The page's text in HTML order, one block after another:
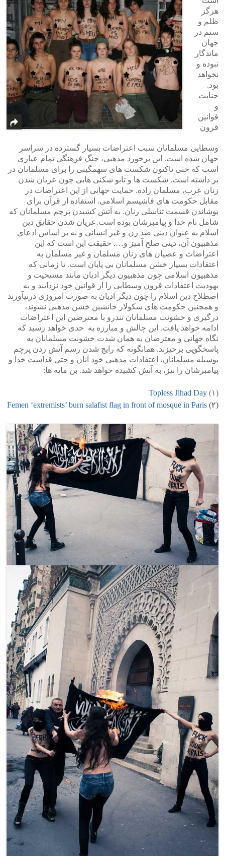
هرگز
ظلم و
ستم در
جهان
ماندگار
نبوده و
نخواهد
بود.
جنایت
و
قوانین
قرون
وسطایی مسلمانان سبب اعتراضات بسیار گسترده در سراسر
جهان شده است. این برخورد مذهبی، جنگ فرهنگی تمام عیاری
است که حتی تاکنون شکست های سهمگینی را برای مسلمانان در
بر داشته است. شکست ها و تابو شکنی هایی چون عریان شدن
زنان عرب، مسلمان زاده. حمایت جهانی از این اعتراضات در
مقابل حکومت های فاشیسم اسلامی. استفاده از قرآن برای
پوشاندن قسمت تناسلی زنان. به آتش کشیدن پرچم مسلمانان که
شامل نام خدا و پیامبرشان بوده است.عریان شدن حقایق دین
اسلام به عنوان دینی ضد زن و غیر انسانی و نه بر اساس ادعای
مذهبیون آن، دینی صلح آمیز و…. حقیقت این است که این
اعتراضات و عصیان های زنان مسلمان و غیر مسلمان به
اعتقادات بسیار خشن مسلمانان بی پایان است. تا زمانی که
مذهبیون اسلامی چون مذهبیون دیگر ادیان مانند مسیحیت و
یهودیت اعتقادات قرون وسطایی را از قوانین خود نزدایند و به
اصطلاح دین اسلام را چون دیگر ادیان به صورت امروزی درنیآورند
و همچنین حکومت های سکولار جانشین خشن مذهبی نشوند،
درگیری و خشونت مسلمانان تندرو با معترضین این اعتراضات
ادامه خواهد یافت. این چالش و مبارزه به حدی خواهد رسید که
نگاه جهانی و معترضان به همان شدت خشونت مسلمانان به
پاسخگویی برخیزند. همانگونه که رایج شدن رسم آتش زدن پرچم
بوسیله مسلمانان، اعتقادات مذهبی خود آنان و حتی قداست خدا و
پیامبرشان را نیز، به آتش کشیده خواهد شد. بن مایه ها:
(۱)
Topless Jihad Day
(۲)
Femen ‘extremists’ burn salafist flag in front of mosque in Paris